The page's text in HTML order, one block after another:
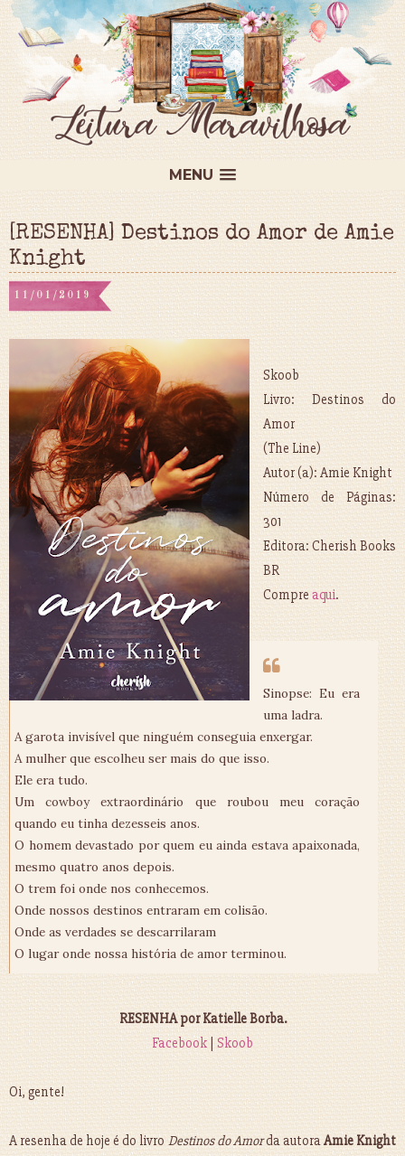
MENU
[RESENHA] Destinos do Amor de Amie
Knight
11/01/2019
Skoob
Livro: Destinos do
Amor
(The Line)
Autor (a): Amie Knight
Número de Páginas:
301
Editora: Cherish Books
BR
Compreaqui.
Sinopse: Eu era
uma ladra.
A garota invisível que ninguém conseguia enxergar.
A mulher que escolheu ser mais do que isso.
Ele era tudo.
Um cowboy extraordinário que roubou meu coração
quando eu tinha dezesseis anos.
O homem devastado por quem eu ainda estava apaixonada,
mesmo quatro anos depois.
O trem foi onde nos conhecemos.
Onde nossos destinos entraram em colisão.
Onde as verdades se descarrilaram
O lugar onde nossa história de amor terminou.
RESENHA por Katielle Borba.
Facebook| Skoob
Oi, gente!
A resenha de hoje é do livroDestinos do Amorda autoraAmie Knight